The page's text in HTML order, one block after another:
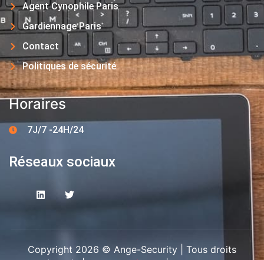
Agent Cynophile Paris
Gardiennage Paris
Contact
Politiques de sécurité
Horaires
7J/7 -24H/24
Réseaux sociaux
Copyright 2026 © Ange-Security | Tous droits